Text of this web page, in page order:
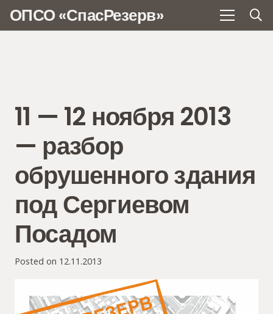
ОПСО «СпасРезерв»
11 — 12 ноября 2013
— разбор
обрушенного здания
под Сергиевом
Посадом
Posted on 12.11.2013